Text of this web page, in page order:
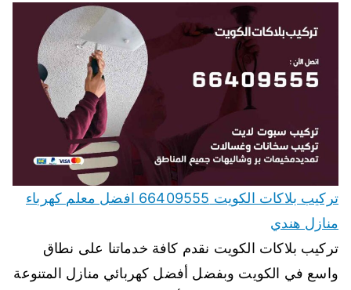
تركيب بلاكات الكويت 66409555 افضل معلم كهرباء
منازل هندي
تركيب بلاكات الكويت نقدم كافة خدماتنا على نطاق
واسع في الكويت وبفضل أفضل كهربائي منازل المتنوعة